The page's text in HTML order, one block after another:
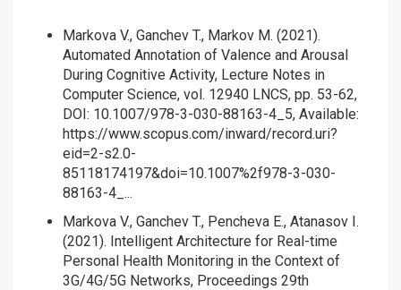
Markova V., Ganchev T., Markov M. (2021).
Automated Annotation of Valence and Arousal
During Cognitive Activity, Lecture Notes in
Computer Science, vol. 12940 LNCS, pp. 53-62,
DOI: 10.1007/978-3-030-88163-4_5, Available:
https://www.scopus.com/inward/record.uri?
eid=2-s2.0-
85118174197&doi=10.1007%2f978-3-030-
88163-4_...
Markova V., Ganchev T., Pencheva E., Atanasov I.
(2021). Intelligent Architecture for Real-time
Personal Health Monitoring in the Context of
3G/4G/5G Networks, Proceedings 29th